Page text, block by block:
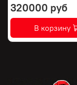
320000 руб
В корзину